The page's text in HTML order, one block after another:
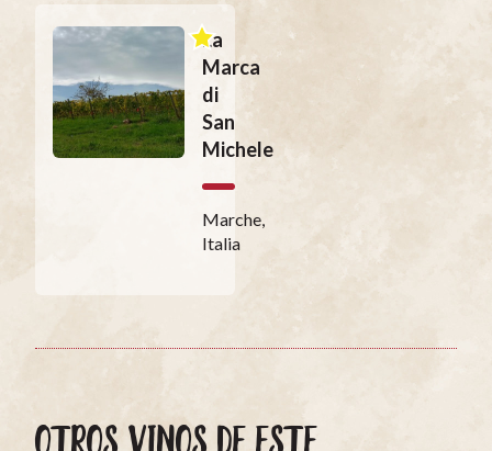
La
Marca
di
San
Michele
Marche,
Italia
OTROS VINOS DE ESTE